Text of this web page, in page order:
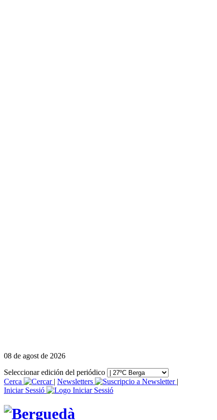
08 de agost de 2026
Seleccionar edición del periódico
Cerca
| Newsletters
|
Iniciar Sessió